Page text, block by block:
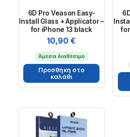
6D Pro Veason Easy-
Install Glass + Applicator –
for iPhone 13 black
10,90€
Άμεσα διαθέσιμο
Προσθήκη στο
καλάθι